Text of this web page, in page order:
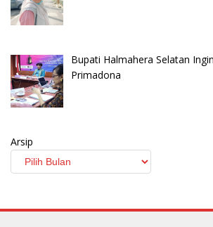
Bupati Halmahera Selatan
Primadona
Arsip